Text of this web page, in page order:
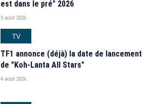
est dans le pré" 2026
5 août 2026
TV
TF1 annonce (déjà) la date de lancement
de "Koh-Lanta All Stars"
4 août 2026